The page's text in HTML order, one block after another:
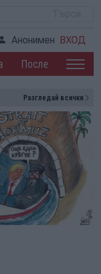
Анонимен ВХОД
После
Разгледай всички